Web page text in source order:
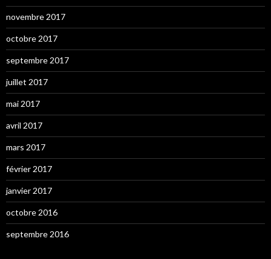
novembre 2017
octobre 2017
septembre 2017
juillet 2017
mai 2017
avril 2017
mars 2017
février 2017
janvier 2017
octobre 2016
septembre 2016